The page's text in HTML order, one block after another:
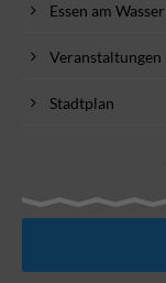
Essen am Wasser
Veranstaltungen
Stadtplan